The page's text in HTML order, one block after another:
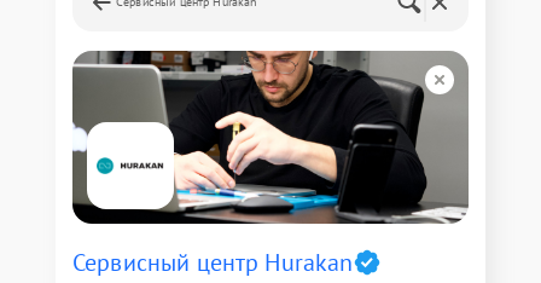
Сервисный центр Hurakan